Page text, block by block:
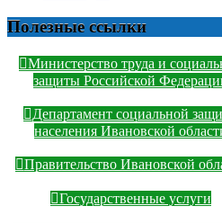
Полезные ссылки
Министерство труда и
защиты Российской
Департамент социальной
населения Ивановской
Правительство Ивановской
Государственные услуги